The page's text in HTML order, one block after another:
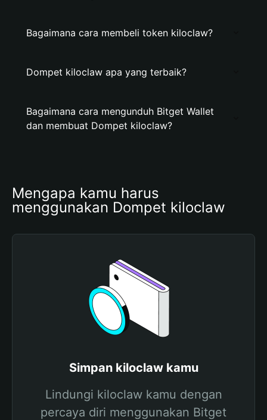
Bagaimana cara membeli token kiloclaw?
Dompet kiloclaw apa yang terbaik?
Bagaimana cara mengunduh Bitget Wallet
dan membuat Dompet kiloclaw?
Mengapa kamu harus
menggunakan Dompet kiloclaw
Simpan kiloclaw kamu
Lindungi kiloclaw kamu dengan
percaya diri menggunakan Bitget